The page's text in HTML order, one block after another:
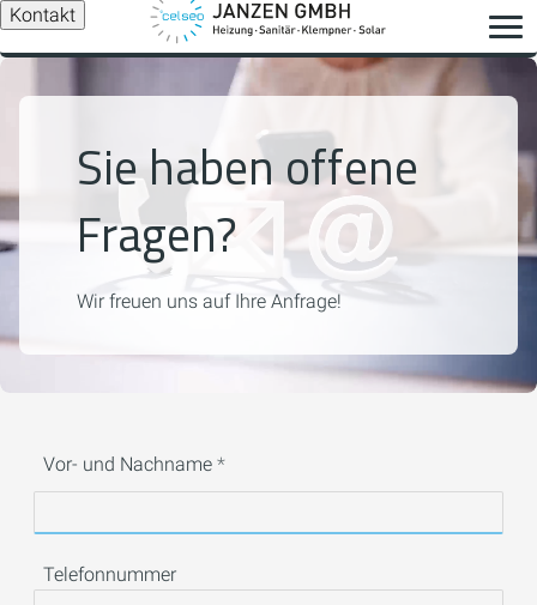
Kontakt
Sie haben offene
Fragen?
Wir freuen uns auf Ihre Anfrage!
Vor- und Nachname
Telefonnummer